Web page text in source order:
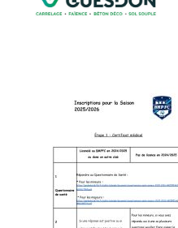
Seniors
Nos Partenaires
Média
Boutique